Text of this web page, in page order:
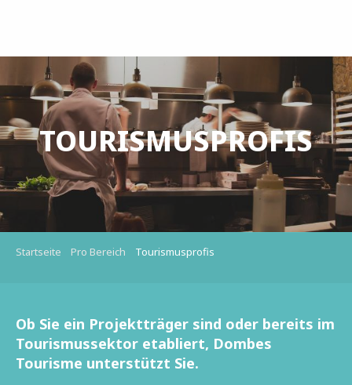
principal
TOURISMUSPROFIS
Startseite Pro Bereich Tourismusprofis
Ob Sie ein Projektträger sind oder bereits im
Tourismussektor etabliert, Dombes
Tourisme unterstützt Sie.